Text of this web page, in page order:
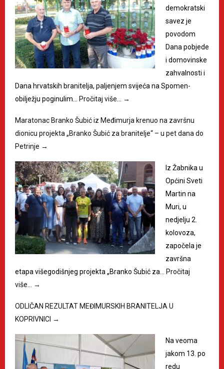
demokratski
savez je
povodom
Dana pobjede
i domovinske
zahvalnosti i
Dana hrvatskih branitelja, paljenjem svijeća na Spomen-
obilježju poginulim…
Pročitaj više… →
Maratonac Branko Šubić iz Međimurja krenuo na završnu
dionicu projekta „Branko Šubić za branitelje“ – u pet dana do
Petrinje →
Iz Žabnika u
Općini Sveti
Martin na
Muri, u
nedjelju 2.
kolovoza,
započela je
završna
etapa višegodišnjeg projekta „Branko Šubić za…
Pročitaj
više…
→
ODLIČAN REZULTAT MEĐIMURSKIH BRANITELJA U
KOPRIVNICI →
Na veoma
jakom 13. po
redu